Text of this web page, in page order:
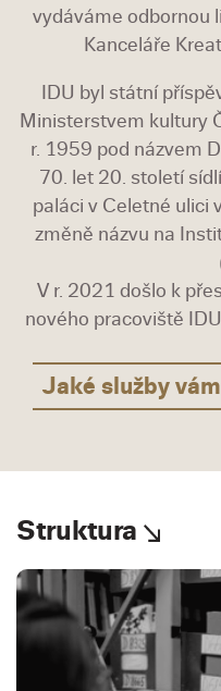
vydáváme odbornou
Kanceláře
IDU byl státní
Ministerstvem kultury
r. 1959 pod názvem
70. let 20. století
paláci v Celetné ulici
změně názvu na
V r. 2021 došlo k
nového pracoviště
Jaké služby
Struktura